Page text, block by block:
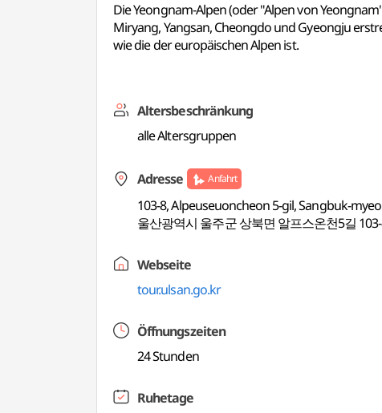
Die Yeongnam-Alpen (oder "Alpen von
Miryang, Yangsan, Cheongdo und Gyeongju
wie die der europäischen Alpen ist.
Altersbeschränkung
alle Altersgruppen
Adresse Anfahrt
103-8, Alpeuseuoncheon 5-gil, Sangbuk-
울산광역시 울주군 상북면 알프스온천5길
Webseite
tour.ulsan.go.kr
Öffnungszeiten
24 Stunden
Ruhetage